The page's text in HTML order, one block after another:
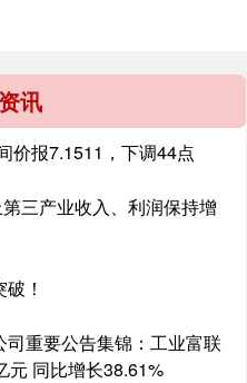
讯
价报7.1511，下调44点
三产业收入、利润保持增
！
重要公告集锦：工业富联
元 同比增长38.61%